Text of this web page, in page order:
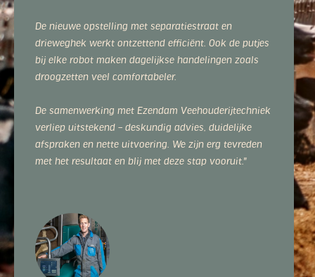
De nieuwe opstelling met separatiestraat en
drieweghek werkt ontzettend efficiënt. Ook de putjes
bij elke robot maken dagelijkse handelingen zoals
droogzetten veel comfortabeler.
De samenwerking met Ezendam Veehouderijtechniek
verliep uitstekend – deskundig advies, duidelijke
afspraken en nette uitvoering. We zijn erg tevreden
met het resultaat en blij met deze stap vooruit."